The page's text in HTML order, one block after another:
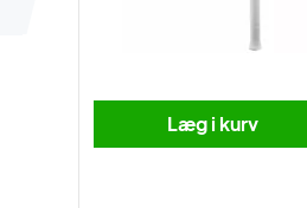
Læg i kurv